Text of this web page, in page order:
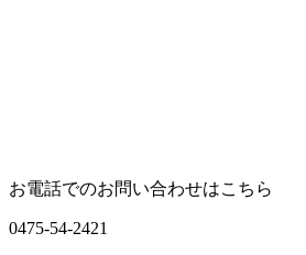
お電話でのお問い合わせはこちら
0475-54-2421